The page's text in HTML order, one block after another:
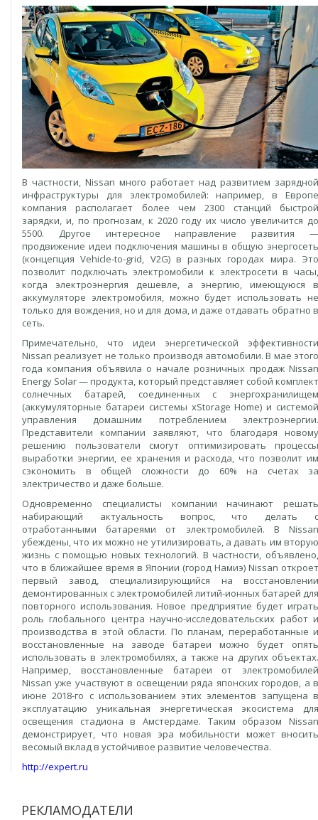
В частности, Nissan много работает над развитием зарядной
инфраструктуры для электромобилей: например, в Европе
компания располагает более чем 2300 станций быстрой
зарядки, и, по прогнозам, к 2020 году их число увеличится до
5500. Другое интересное направление развития —
продвижение идеи подключения машины в общую энергосеть
(концепция Vehicle-to-grid, V2G) в разных городах мира. Это
позволит подключать электромобили к электросети в часы,
когда электроэнергия дешевле, а энергию, имеющуюся в
аккумуляторе электромобиля, можно будет использовать не
только для вождения, но и для дома, и даже отдавать обратно в
сеть.
Примечательно, что идеи энергетической эффективности
Nissan реализует не только производя автомобили. В мае этого
года компания объявила о начале розничных продаж Nissan
Energy Solar — продукта, который представляет собой комплект
солнечных батарей, соединенных с энергохранилищем
(аккумуляторные батареи системы xStorage Home) и системой
управления домашним потреблением электроэнергии.
Представители компании заявляют, что благодаря новому
решению пользователи смогут оптимизировать процессы
выработки энергии, ее хранения и расхода, что позволит им
сэкономить в общей сложности до 60% на счетах за
электричество и даже больше.
Одновременно специалисты компании начинают решать
набирающий актуальность вопрос, что делать с
отработанными батареями от электромобилей. В Nissan
убеждены, что их можно не утилизировать, а давать им вторую
жизнь с помощью новых технологий. В частности, объявлено,
что в ближайшее время в Японии (город Намиэ) Nissan откроет
первый завод, специализирующийся на восстановлении
демонтированных с электромобилей литий-ионных батарей для
повторного использования. Новое предприятие будет играть
роль глобального центра научно-исследовательских работ и
производства в этой области. По планам, переработанные и
восстановленные на заводе батареи можно будет опять
использовать в электромобилях, а также на других объектах.
Например, восстановленные батареи от электромобилей
Nissan уже участвуют в освещении ряда японских городов, а в
июне 2018-го с использованием этих элементов запущена в
эксплуатацию уникальная энергетическая экосистема для
освещения стадиона в Амстердаме. Таким образом Nissan
демонстрирует, что новая эра мобильности может вносить
весомый вклад в устойчивое развитие человечества.
http://expert.ru
РЕКЛАМОДАТЕЛИ